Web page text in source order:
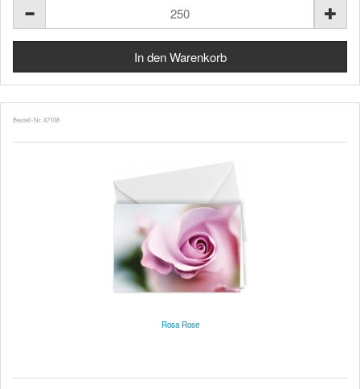
Bestell-Nr. 47108
Rosa Rose